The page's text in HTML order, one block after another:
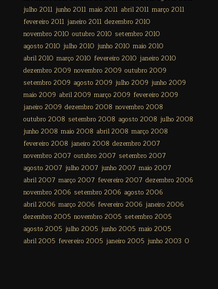
julho 2011 junho 2011 maio 2011 abril 2011 março 2011
fevereiro 2011 janeiro 2011 dezembro 2010
novembro 2010 outubro 2010 setembro 2010
agosto 2010 julho 2010 junho 2010 maio 2010
abril 2010 março 2010 fevereiro 2010 janeiro 2010
dezembro 2009 novembro 2009 outubro 2009
setembro 2009 agosto 2009 julho 2009 junho 2009
maio 2009 abril 2009 março 2009 fevereiro 2009
janeiro 2009 dezembro 2008 novembro 2008
outubro 2008 setembro 2008 agosto 2008 julho 2008
junho 2008 maio 2008 abril 2008 março 2008
fevereiro 2008 janeiro 2008 dezembro 2007
novembro 2007 outubro 2007 setembro 2007
agosto 2007 julho 2007 junho 2007 maio 2007
abril 2007 março 2007 fevereiro 2007 dezembro 2006
novembro 2006 setembro 2006 agosto 2006
abril 2006 março 2006 fevereiro 2006 janeiro 2006
dezembro 2005 novembro 2005 setembro 2005
agosto 2005 julho 2005 junho 2005 maio 2005
abril 2005 fevereiro 2005 janeiro 2005 junho 2003 0